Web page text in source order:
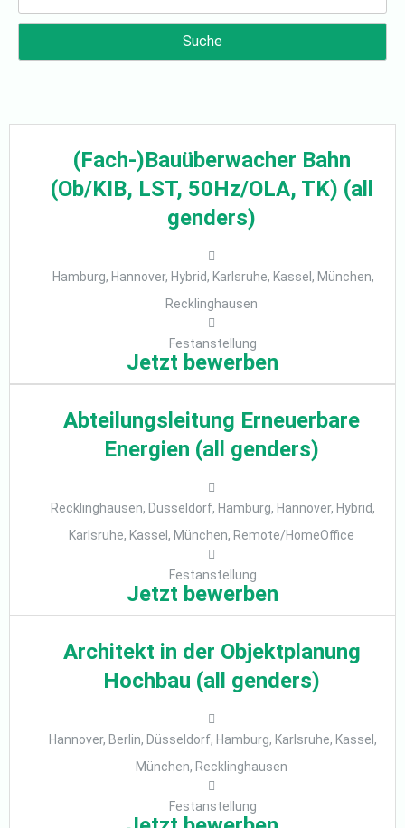
Suche
(Fach-)Bauüberwacher Bahn
(Ob/KIB, LST, 50Hz/OLA, TK) (all
genders)
Hamburg, Hannover, Hybrid, Karlsruhe, Kassel, München,
Recklinghausen
Festanstellung
Jetzt bewerben
Abteilungsleitung Erneuerbare
Energien (all genders)
Recklinghausen, Düsseldorf, Hamburg, Hannover, Hybrid,
Karlsruhe, Kassel, München, Remote/HomeOffice
Festanstellung
Jetzt bewerben
Architekt in der Objektplanung
Hochbau (all genders)
Hannover, Berlin, Düsseldorf, Hamburg, Karlsruhe, Kassel,
München, Recklinghausen
Festanstellung